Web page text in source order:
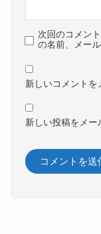
次回のコメン
の名前、メー
新しいコメントを
新しい投稿をメー